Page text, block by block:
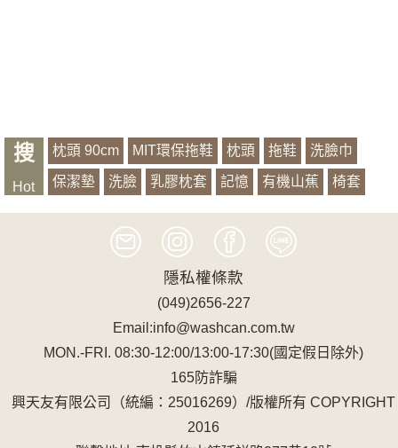
搜
Hot
枕頭 90cm MIT環保拖鞋 枕頭 拖鞋 洗臉巾
保潔墊 洗臉 乳膠枕套 記憶 有機山蕉 椅套
萱銀 浴袍
隱私權條款
(049)2656-227
Email:info@washcan.com.tw
MON.-FRI. 08:30-12:00/13:00-17:30(國定假日除外)
165防詐騙
興天友有限公司（統編：25016269）/版權所有 COPYRIGHT
2016